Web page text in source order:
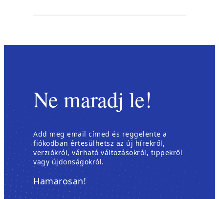
Ne maradj le!
Add meg email címed és reggelente a
fiókodban értesülhetsz az új hírekről,
verziókról, várható változásokról, tippekről
vagy újdonságokról.
Hamarosan!